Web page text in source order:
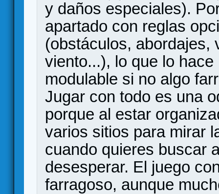
y daños especiales).
apartado con reglas
(obstáculos, abordajes,
viento...), lo que lo
modulable si no algo
Jugar con todo es una
porque al estar
varios sitios para mirar
cuando quieres buscar
desesperar. El juego
farragoso, aunque